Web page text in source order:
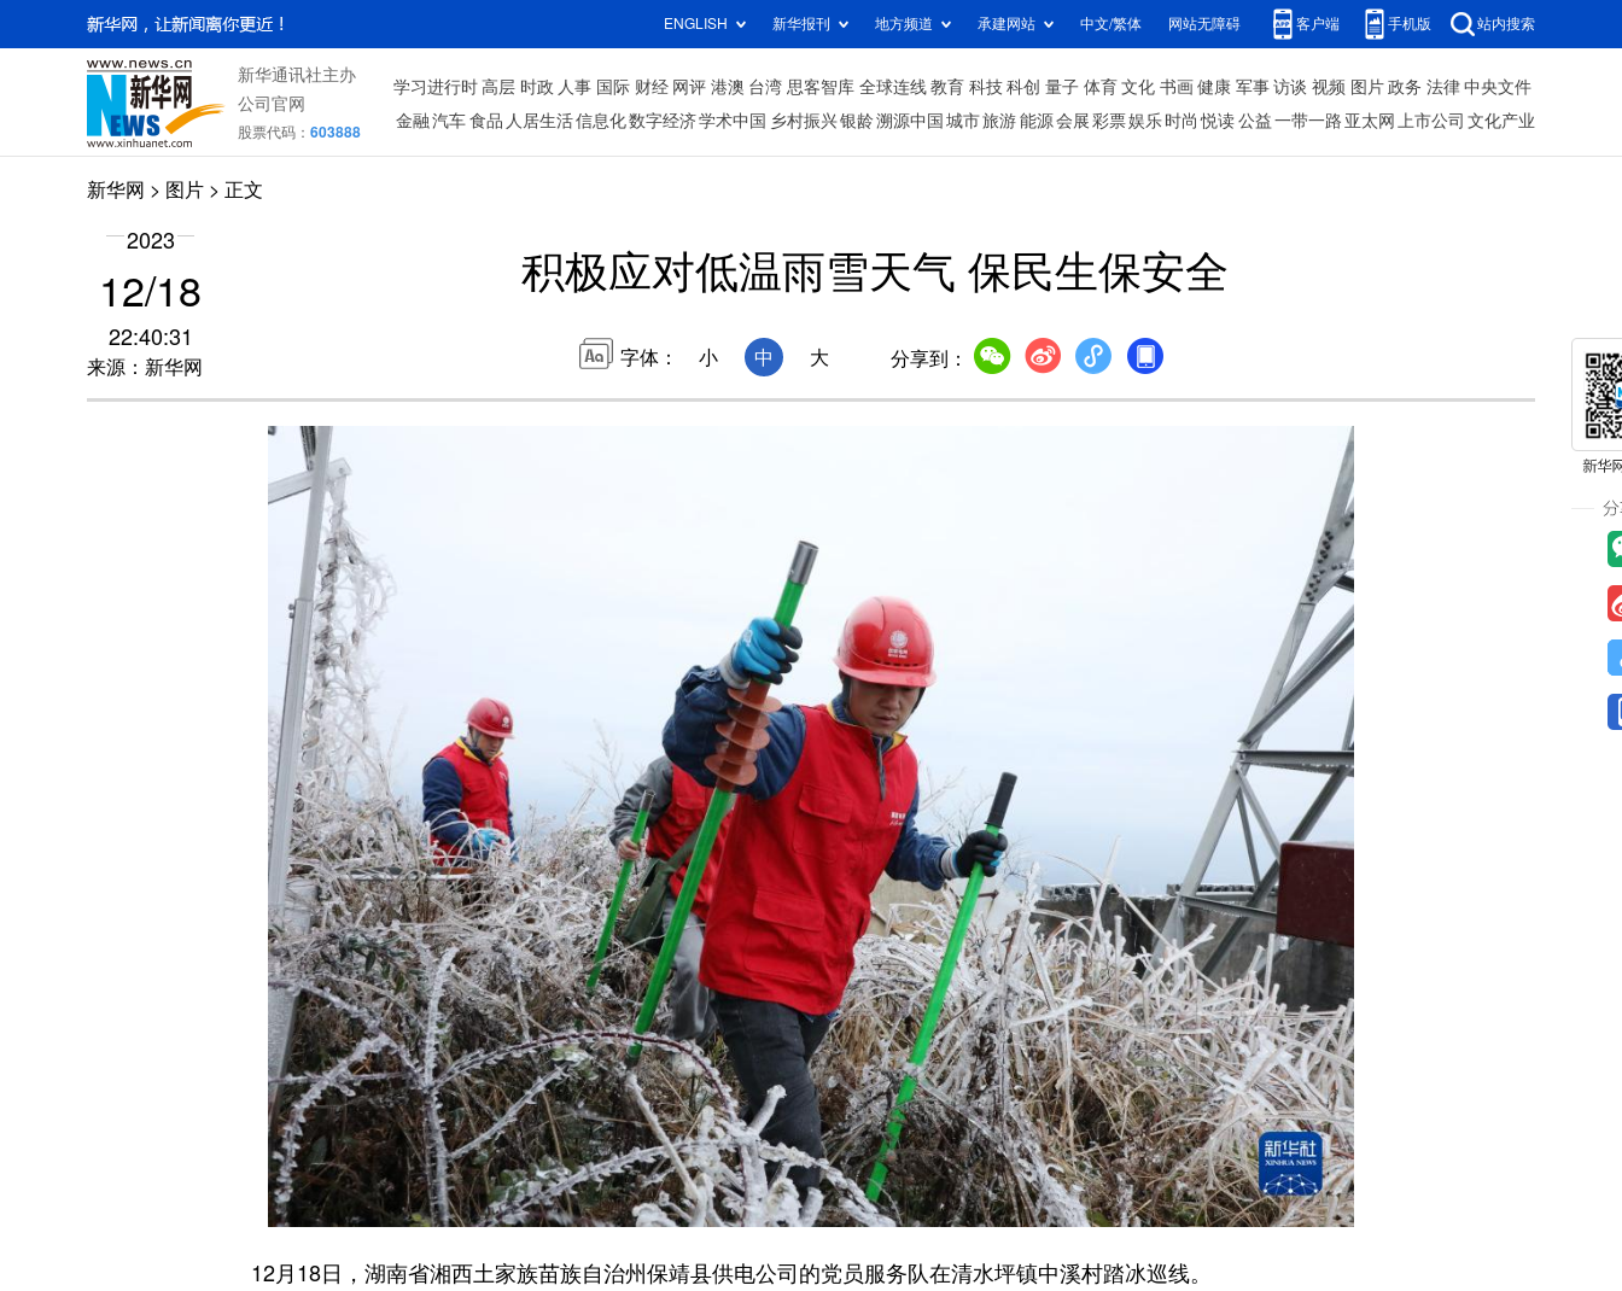
ENGLISH 新华报刊 地方频道 承建网站 中文/繁体 网站无障碍 客户端 手机版 站内搜索
新华通讯社主办
公司官网
股票代码： 603888
学习进行时 高层 时政 人事 国际 财经 网评 港澳 台湾 思客智库 全球连线 教育 科技 科创 量子 体育 文化 书画 健康 军事 访谈 视频 图片 政务 法律 中央文件
金融 汽车 食品 人居生活信息化数字经济学术中国 乡村振兴银龄溯源中国 城市旅游 能源 会展 彩票娱乐 时尚 悦读 公益 一带一路 亚太网 上市公司 文化产业
新华网 > 图片 > 正文
2023
12/18
22:40:31
来源：新华网
积极应对低温雨雪天气 保民生保安全
字体： 小 中 大 分享到：
12月18日，湖南省湘西土家族苗族自治州保靖县供电公司的党员服务队在清水坪镇中溪村踏冰巡线。